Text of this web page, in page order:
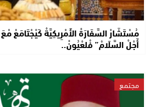
مُسْتَشَارْ السَّفَارَةْ الأَمْرِيكِيَّةْ كَيْجْتَامَعْ
أَجْلْ السَّلَامْ” فْلعْيُونْ..
مجتمع